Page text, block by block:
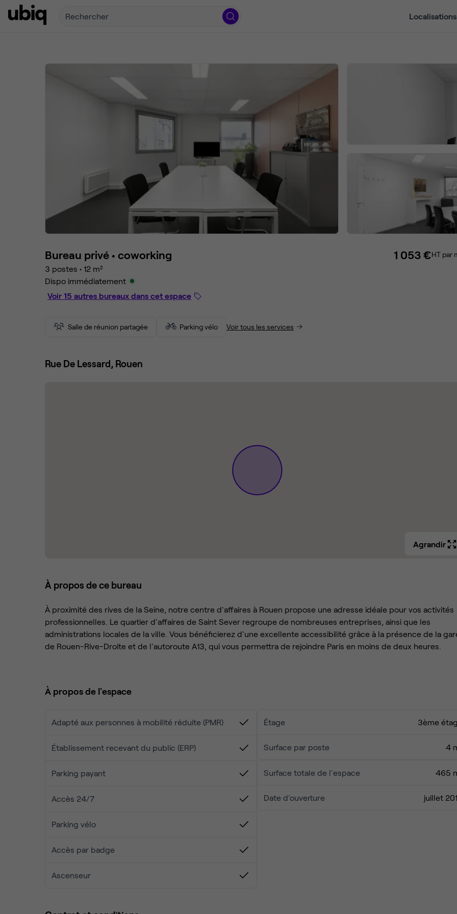
Rechercher Localisations
Bureau privé • coworking
3 postes • 12 m²
Dispo immédiatement
Voir 15 autres bureaux dans cet espace
1 053 €HT par
Salle de réunion partagée Parking vélo Voir tous les services
Rue De Lessard, Rouen
Agrandir
À propos de ce bureau
À proximité des rives de la Seine, notre centre d'affaires à Rouen propose une adresse idéale pour vos activités
professionnelles. Le quartier d'affaires de Saint Sever regroupe de nombreuses entreprises, ainsi que les
administrations locales de la ville. Vous bénéficierez d'une excellente accessibilité grâce à la présence de la
de Rouen-Rive-Droite et de l'autoroute A13, qui vous permettra de rejoindre Paris en moins de deux heures.
À propos de l'espace
Adapté aux personnes à mobilité réduite (PMR)
Établissement recevant du public (ERP)
Parking payant
Accès 24/7
Parking vélo
Accès par badge
Ascenseur
Étage 3ème
Surface par poste 4
Surface totale de l'espace 465
Date d'ouverture juillet